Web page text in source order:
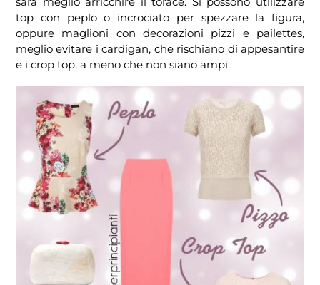
top con peplo o incrociato per spezzare la figura,
oppure maglioni con decorazioni pizzi e pailettes,
meglio evitare i cardigan, che rischiano di appesantire
e i crop top, a meno che non siano ampi.